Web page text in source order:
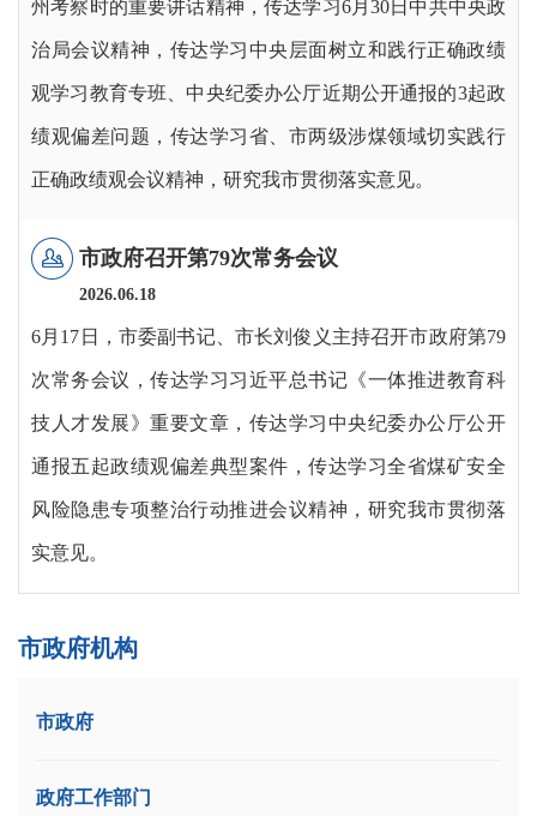
州考察时的重要讲话精神，传达学习6月30日中共中央政
治局会议精神，传达学习中央层面树立和践行正确政绩
观学习教育专班、中央纪委办公厅近期公开通报的3起政
绩观偏差问题，传达学习省、市两级涉煤领域切实践行
正确政绩观会议精神，研究我市贯彻落实意见。
2026.06.18
市政府召开第79次常务会议
6月17日，市委副书记、市长刘俊义主持召开市政府第79
次常务会议，传达学习习近平总书记《一体推进教育科
技人才发展》重要文章，传达学习中央纪委办公厅公开
通报五起政绩观偏差典型案件，传达学习全省煤矿安全
风险隐患专项整治行动推进会议精神，研究我市贯彻落
实意见。
市政府机构
市政府
政府工作部门